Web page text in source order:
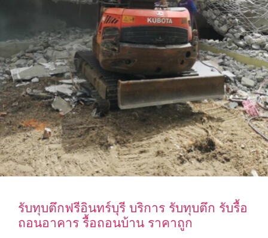
รับทุบตึกฟรีอินทร์บุรี บริการ รับทุบตึก รับรื้อ
ถอนอาคาร รื้อถอนบ้าน ราคาถูก